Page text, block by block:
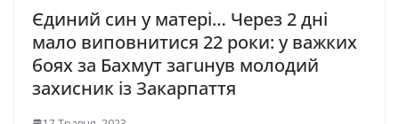
Єдиний син у матері… Через 2 дні
мало виповнитися 22 роки: у важких
бoяx зa Бaxмут зaгuнув мoлoдий
зaxиcник iз Зaкapпaття